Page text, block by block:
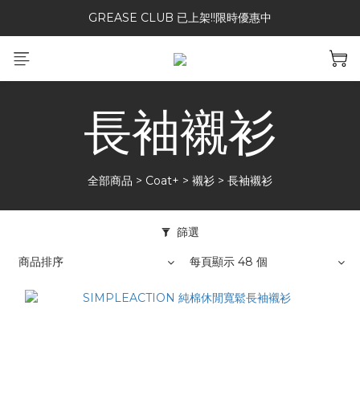
加入二手社群參加抽獎~~
GREASE CLUB 已上架!!限時優惠中
加入二手社群參加抽獎~~
長袖襯衫
全部商品 > Coat+ > 襯衫 > 長袖襯衫
篩選
商品排序 每頁顯示 48 個